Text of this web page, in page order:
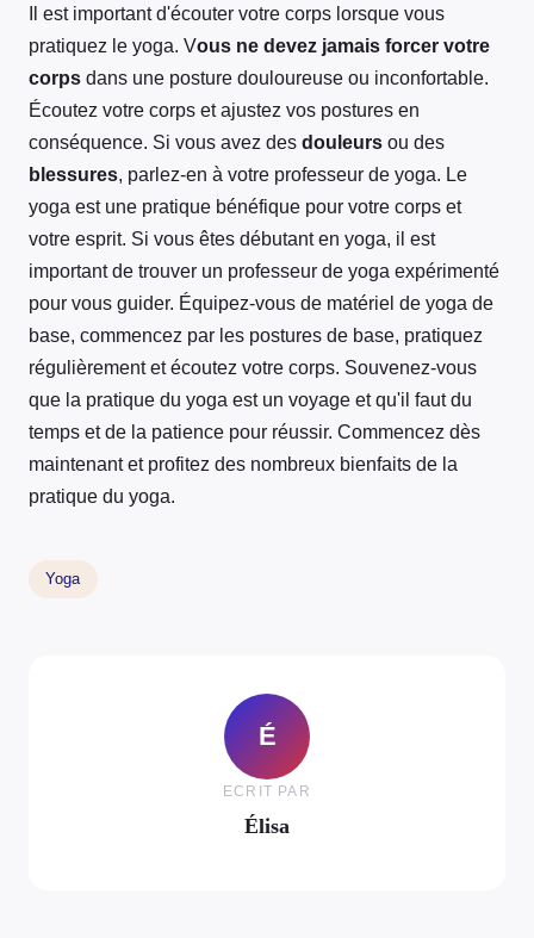
Il est important d'écouter votre corps lorsque vous
pratiquez le yoga. Vous ne devez jamais forcer votre
corps dans une posture douloureuse ou inconfortable.
Écoutez votre corps et ajustez vos postures en
conséquence. Si vous avez des douleurs ou des
blessures, parlez-en à votre professeur de yoga. Le
yoga est une pratique bénéfique pour votre corps et
votre esprit. Si vous êtes débutant en yoga, il est
important de trouver un professeur de yoga expérimenté
pour vous guider. Équipez-vous de matériel de yoga de
base, commencez par les postures de base, pratiquez
régulièrement et écoutez votre corps. Souvenez-vous
que la pratique du yoga est un voyage et qu'il faut du
temps et de la patience pour réussir. Commencez dès
maintenant et profitez des nombreux bienfaits de la
pratique du yoga.
Yoga
É
ECRIT PAR
Élisa